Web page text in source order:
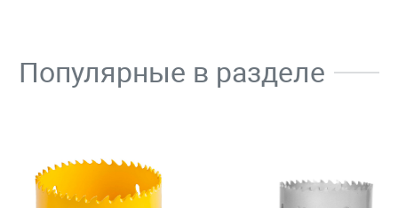
Популярные в разделе